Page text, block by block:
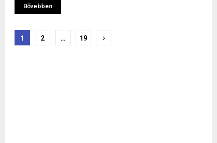
Bővebben
Bejegyzések
1 2 … 19